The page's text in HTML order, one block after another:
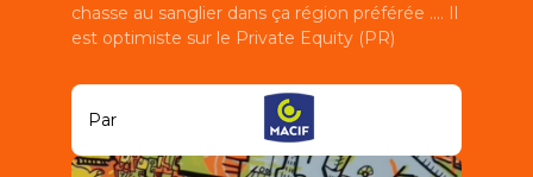
chasse au sanglier dans ça région préférée .... Il
est optimiste sur le Private Equity (PR)
Par